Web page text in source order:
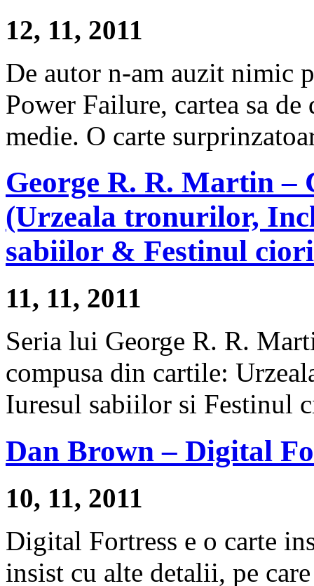
12, 11, 2011
De autor n-am auzit nimic
Power Failure, cartea sa
medie. O carte
George R. R. Martin –
(Urzeala tronurilor,
sabiilor & Festinul
11, 11, 2011
Seria lui George R. R.
compusa din cartile:
Iuresul sabiilor si Festinul
Dan Brown – Digital
10, 11, 2011
Digital Fortress e o carte
insist cu alte detalii, pe